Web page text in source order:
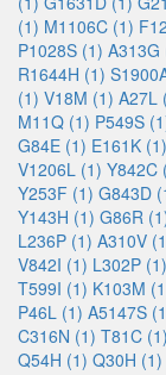
(1) M1106C (1)
P1028S (1) A313G
R1644H (1)
(1) V18M (1) A27L
M11Q (1) P549S
G84E (1) E161K (1)
V1206L (1) Y842C
Y253F (1) G843D
Y143H (1) G86R
L236P (1) A310V
V842I (1) L302P (1)
T599I (1) K103M
P46L (1) A5147S
C316N (1) T81C (1)
Q54H (1) Q30H (1)